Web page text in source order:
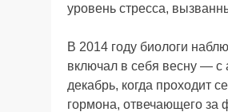
уровень стресса,
В 2014 году биологи
включал в себя весну — с
декабрь, когда проходит
гормона, отвечающего за